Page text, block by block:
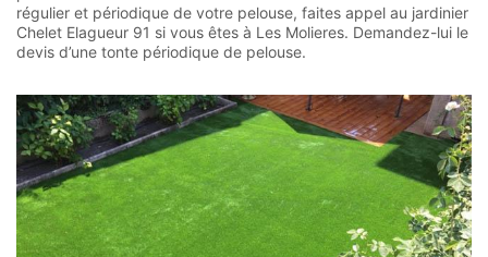
régulier et périodique de votre pelouse, faites appel au jardinier
Chelet Elagueur 91 si vous êtes à Les Molieres. Demandez-lui le
devis d’une tonte périodique de pelouse.